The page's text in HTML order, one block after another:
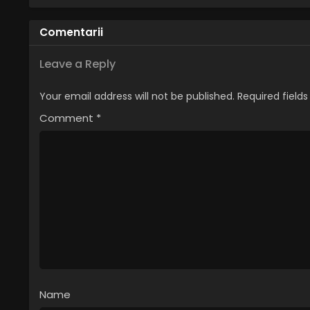
Comentarii
Leave a Reply
Your email address will not be published. Required
Comment *
Name